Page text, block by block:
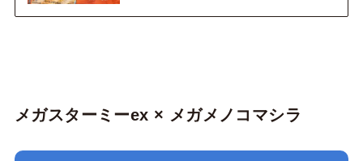
メガスターミーex × メガメノコマシラ